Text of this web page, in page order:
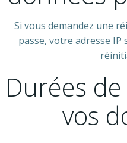
Si vous demandez une
passe, votre adresse IP
Durées
vos